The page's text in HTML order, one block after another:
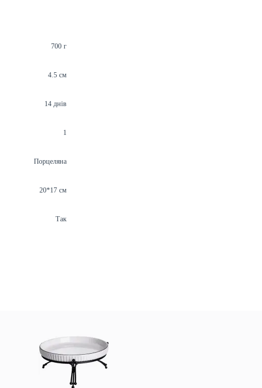
700 г
4.5 см
14 днів
1
Порцеляна
20*17 см
Так